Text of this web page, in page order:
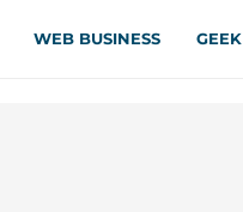
WEB BUSINESS GEEK